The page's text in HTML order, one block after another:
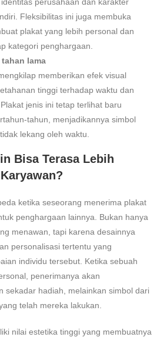
Fleksibilitas ini juga membuka
plakat yang lebih personal dan
kategori penghargaan.
lama
memberikan efek visual
tinggi terhadap waktu dan
jenis ini tetap terlihat baru
tahun, menjadikannya simbol
lekang oleh waktu.
Bisa Terasa Lebih
ketika seseorang menerima plakat
penghargaan lainnya. Bukan hanya
menawan, tapi karena desainnya
personalisasi tertentu yang
individu tersebut. Ketika sebuah
penerimanya akan
sekadar hadiah, melainkan simbol dari
telah mereka lakukan.
nilai estetika tinggi yang membuatnya